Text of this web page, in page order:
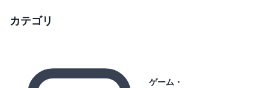
カテゴリ
ゲーム・